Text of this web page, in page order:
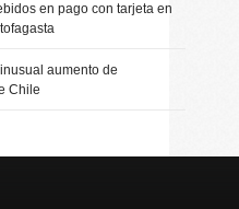
en pago con tarjeta en
aumento de
Chile